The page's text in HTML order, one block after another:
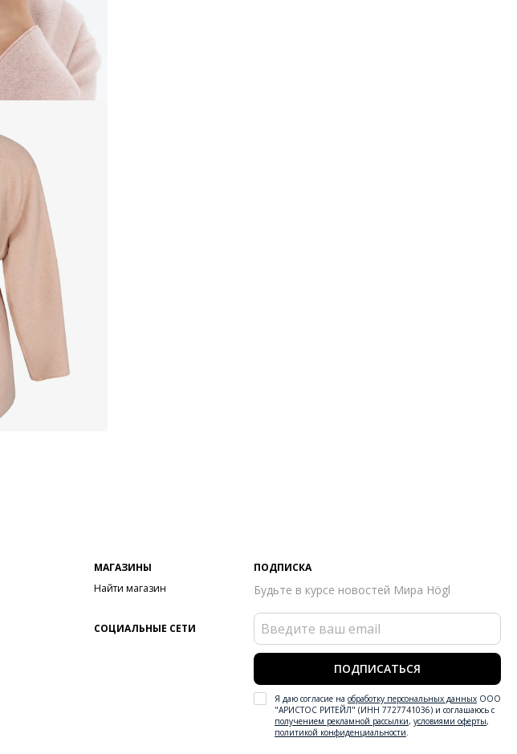
МАГАЗИНЫ
Найти магазин
СОЦИАЛЬНЫЕ СЕТИ
ПОДПИСКА
Будьте в курсе новостей Мира Högl
ПОДПИСАТЬСЯ
Я даю согласие на обработку персональных данныхООО
"АРИСТОС РИТЕЙЛ" (ИНН 7727741036) и соглашаюсь с
получением рекламной рассылки, условиями оферты,
политикой конфиденциальности.